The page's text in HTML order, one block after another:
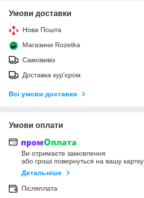
Умови доставки
Нова Пошта
Магазини Rozetka
Самовивіз
Доставка кур'єром
Всі умови доставки
Умови оплати
Ви отримаєте замовлення
або гроші повернуться на вашу картку
Детальніше
Післяплата